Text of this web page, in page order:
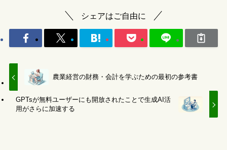
シェアはご自由に
農業経営の財務・会計を学ぶための最初の参考書
GPTsが無料ユーザーにも開放されたことで生成AI活
用がさらに加速する